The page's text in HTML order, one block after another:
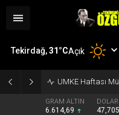
UMKE Haftası
GRAM ALTIN
6.614,69
DOLAR
Tekirdağ,31°CAçık